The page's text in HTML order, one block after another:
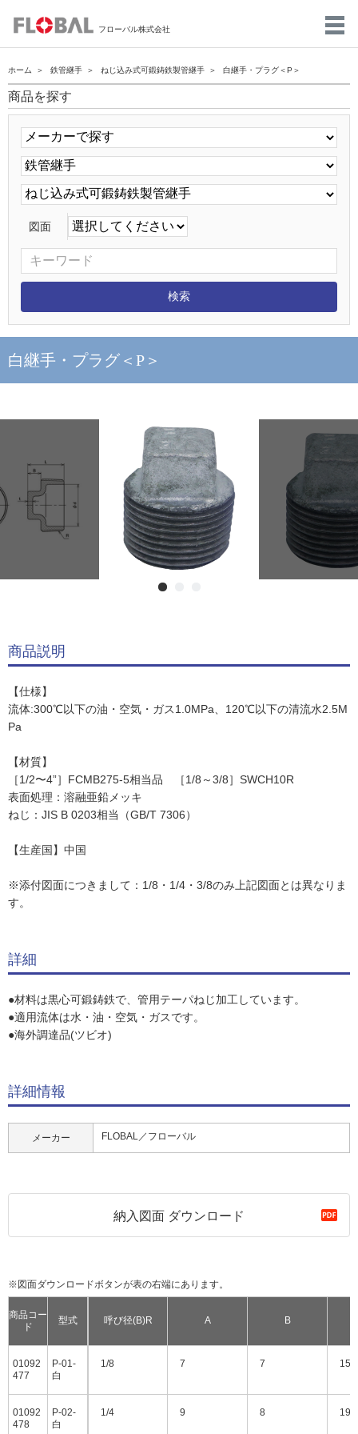
フローバル株式会社
ホーム 鉄管継手 ねじ込み式可鍛鋳鉄製管継手 白継手・プラグ＜P＞
商品を探す
図面
白継手・プラグ＜P＞
商品説明
【仕様】
流体:300℃以下の油・空気・ガス1.0MPa、120℃以下の清流水2.5M
Pa
【材質】
［1/2〜4”］FCMB275-5相当品 ［1/8～3/8］SWCH10R
表面処理：溶融亜鉛メッキ
ねじ：JIS B 0203相当（GB/T 7306）
【生産国】中国
※添付図面につきまして：1/8・1/4・3/8のみ上記図面とは異なりま
す。
詳細
●材料は黒心可鍛鋳鉄で、管用テーパねじ加工しています。
●適用流体は水・油・空気・ガスです。
●海外調達品(ツビオ)
詳細情報
メーカー FLOBAL／フローバル
納入図面 ダウンロード
※図面ダウンロードボタンが表の右端にあります。
商品コー
ド
型式
01092
477
P-01-
白
01092
478
P-02-
白
呼び径(B)R A B
1/8 7 7 15
1/4 9 8 19